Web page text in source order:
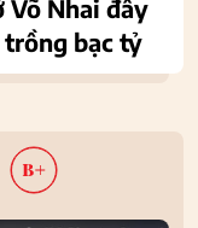
Võ Nhai đẩy
trồng bạc tỷ